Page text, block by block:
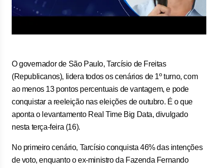
O governador de São Paulo, Tarcísio de Freitas
(Republicanos), lidera todos os cenários de 1º turno, com
ao menos 13 pontos percentuais de vantagem, e pode
conquistar a reeleição nas eleições de outubro. É o que
aponta o levantamento Real Time Big Data, divulgado
nesta terça-feira (16).
No primeiro cenário, Tarcísio conquista 46% das intenções
de voto, enquanto o ex-ministro da Fazenda Fernando